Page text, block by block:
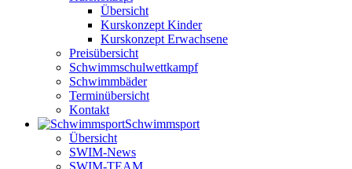
Übersicht
Kurskonzept Kinder
Kurskonzept Erwachsene
Preis­über­sicht
Schwimm­schul­wett­kampf
Schwimm­bäder
Terminübersicht
Kontakt
Schwimm­sport
Übersicht
SWIM-News
SWIM-TEAM